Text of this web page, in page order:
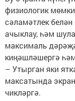
физиологик
сәламәтлек
ачыклау, һәм
максималь
киңәшләшергә
– Утырган яки
максатында
чикләргә.